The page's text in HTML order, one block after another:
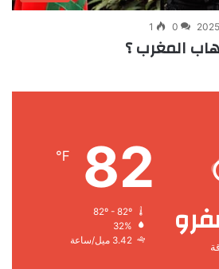
0
1
المغرب ؟
82
℉
32%
3.42 ميل/ساعة